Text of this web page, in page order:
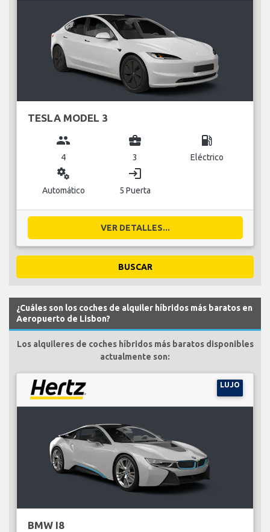
TESLA MODEL 3
group
4
business_center
3
local_gas_station
Eléctrico
miscellaneous_services
Automático
login
5 Puerta
VER DETALLES...
BUSCAR
¿Cuáles son los coches de alquiler híbridos más baratos en
Aeropuerto de Lisbon?
Los alquileres de coches híbridos más baratos disponibles
actualmente son:
LUJO
BMW I8